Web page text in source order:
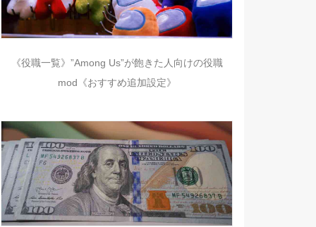
《役職一覧》”Among Us”が飽きた人向けの役職
mod《おすすめ追加設定》